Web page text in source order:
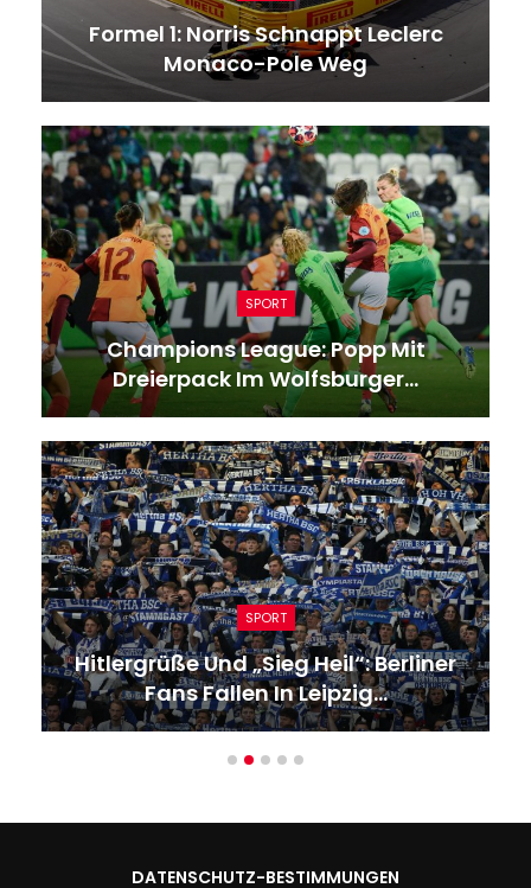
Formel 1: Norris Schnappt Leclerc
Monaco-Pole Weg
SPORT
Champions League: Popp Mit
Dreierpack Im Wolfsburger…
SPORT
Hitlergrüße Und „Sieg Heil“: Berliner
Fans Fallen In Leipzig…
DATENSCHUTZ-BESTIMMUNGEN